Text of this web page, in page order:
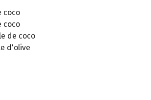
coco
coco
de coco
d'olive